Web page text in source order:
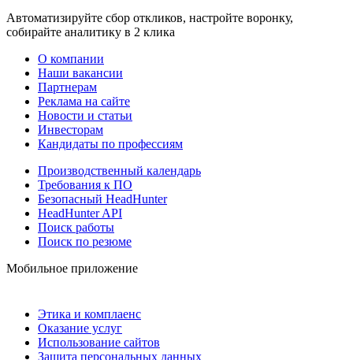
Автоматизируйте сбор откликов, настройте воронку,
собирайте аналитику в 2 клика
О компании
Наши вакансии
Партнерам
Реклама на сайте
Новости и статьи
Инвесторам
Кандидаты по профессиям
Производственный календарь
Требования к ПО
Безопасный HeadHunter
HeadHunter API
Поиск работы
Поиск по резюме
Мобильное приложение
Этика и комплаенс
Оказание услуг
Использование сайтов
Защита персональных данных